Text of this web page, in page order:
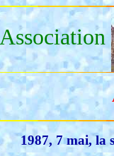
Association
1987, 7 mai, la